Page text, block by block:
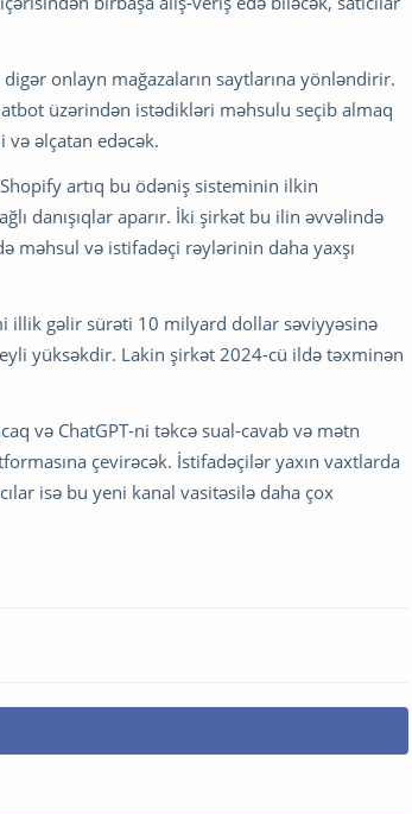
onlayn mağazaların saytlarına yönləndirir.
üzərindən istədikləri məhsulu seçib almaq
və əlçatan edəcək.
artıq bu ödəniş sisteminin ilkin
danışıqlar aparır. İki şirkət bu ilin əvvəlində
məhsul və istifadəçi rəylərinin daha yaxşı
illik gəlir sürəti 10 milyard dollar səviyyəsinə
yüksəkdir. Lakin şirkət 2024-cü ildə təxminən
və ChatGPT-ni təkcə sual-cavab və mətn
çevirəcək. İstifadəçilər yaxın vaxtlarda
isə bu yeni kanal vasitəsilə daha çox